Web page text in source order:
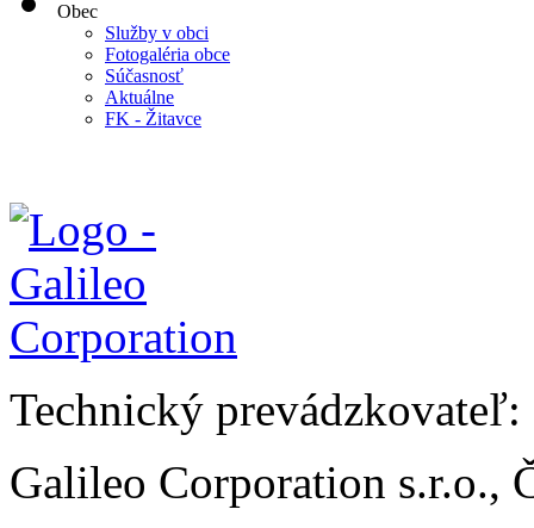
Obec
Služby v obci
Fotogaléria obce
Súčasnosť
Aktuálne
FK - Žitavce
Technický prevádzkovateľ:
Galileo Corporation s.r.o.,